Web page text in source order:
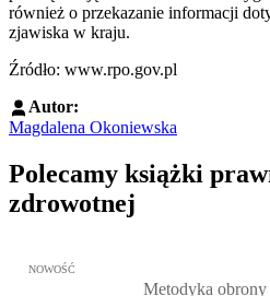
również o przekazanie informacji
zjawiska w kraju.
Źródło: www.rpo.gov.pl
Autor:
Magdalena Okoniewska
Polecamy książki
zdrowotnej
Przejdź do: Metodyka obrony
NOWOŚĆ
Metodyka obrony